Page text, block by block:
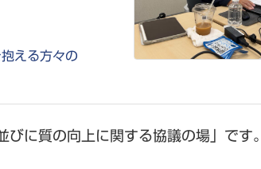
える方々の
に質の向上に関する協議の場」です。